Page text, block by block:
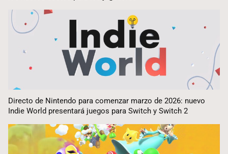
Directo de Nintendo para comenzar marzo de 2026: nuevo
Indie World presentará juegos para Switch y Switch 2